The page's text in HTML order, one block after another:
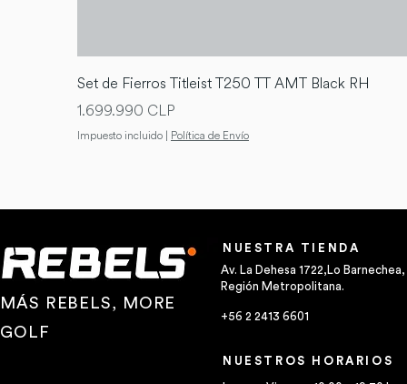
Set de Fierros Titleist T250 TT AMT Black RH
Precio
1.699.990 CLP
Impuesto incluido | Política de Envío
MÁS REBELS, MORE
GOLF
NUESTRA TIENDA
Av. La Dehesa 1722,Lo Barnechea,
Región Metropolitana.
+56 2 2413 6601
NUESTROS HORARIOS